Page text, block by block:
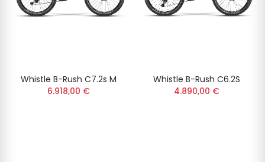
Whistle B-Rush C7.2s M
6.918,00 €
Whistle B-Rush C6.2S
4.890,00 €